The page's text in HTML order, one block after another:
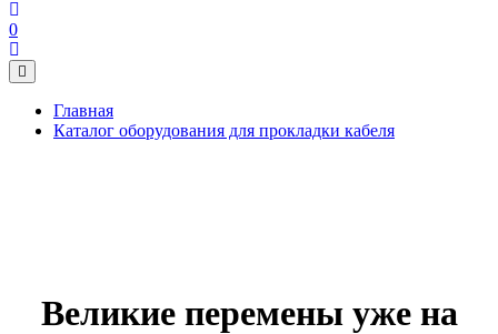
0
Главная
Каталог оборудования для прокладки кабеля
Великие перемены уже на